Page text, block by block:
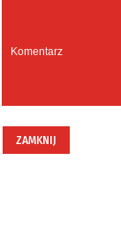
Komentarz